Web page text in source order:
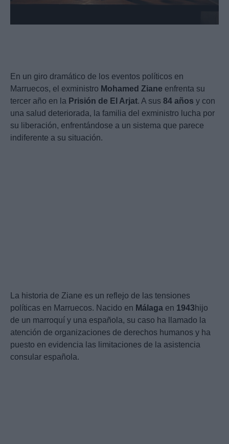
En un giro dramático de los eventos políticos en
Marruecos, el exministro Mohamed Ziane enfrenta su
tercer año en la Prisión de El Arjat. A sus 84 años y con
una salud deteriorada, la familia del exministro lucha por
su liberación, enfrentándose a un sistema que parece
indiferente a su situación.
La historia de Ziane es un reflejo de las tensiones
políticas en Marruecos. Nacido en Málaga en 1943 hijo
de un marroquí y una española, su caso ha llamado la
atención de organizaciones de derechos humanos y ha
puesto en evidencia las limitaciones de la asistencia
consular española.